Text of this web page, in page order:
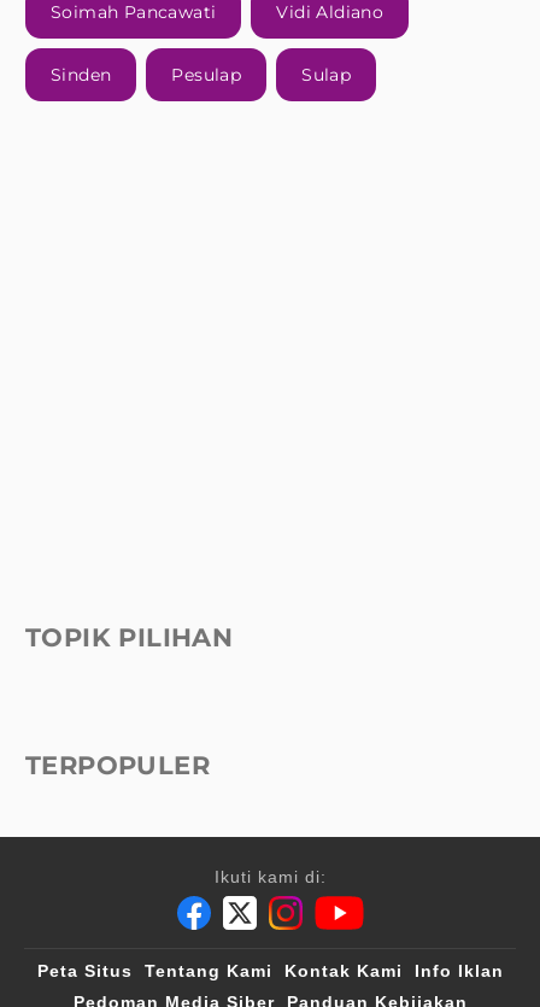
Soimah Pancawati Vidi Aldiano
Sinden Pesulap Sulap
TOPIK PILIHAN
TERPOPULER
Ikuti kami di:
Peta Situs Tentang Kami Kontak Kami
Info Iklan
Pedoman Media Siber
Panduan Kebijakan